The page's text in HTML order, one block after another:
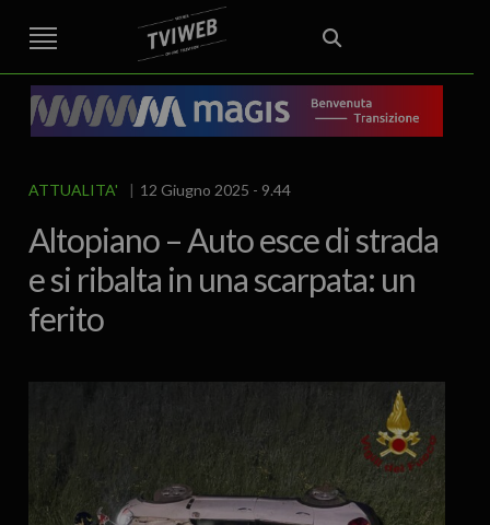
STREET TG CRONACA VENETO
VICENZA E PROVINCIA
AREA BERICA
ECONOMIA ATTUALITA’ POLITICA
EDITORIALE ITALIA E MONDO CURIOSITÀ – LIFESTYLE
CULTURA ARTE
SPORT
IL GRAFFIO FOOD & DRINK
ATTUALITA' 12 Giugno 2025 - 9.44
Altopiano – Auto esce di strada
e si ribalta in una scarpata: un
ferito